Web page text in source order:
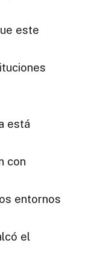
este
está
con
entornos
el